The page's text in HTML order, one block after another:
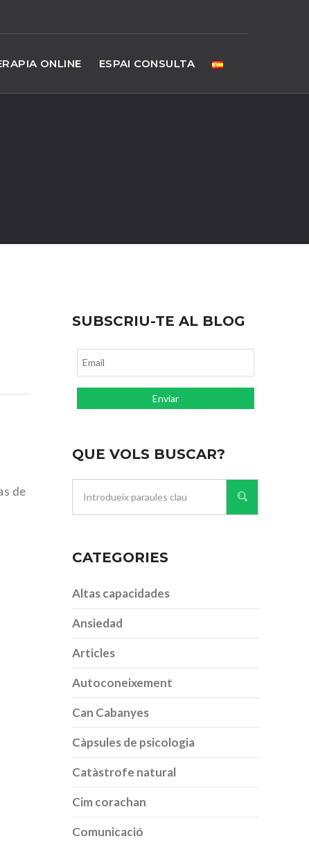
ONLINE ESPAI CONSULTA
de
SUBSCRIU-TE AL BLOG
QUE VOLS BUSCAR?
CATEGORIES
Altas capacidades
Ansiedad
Articles
Autoconeixement
Can Cabanyes
Càpsules de psicologia
Catàstrofe natural
Cim corachan
Comunicació